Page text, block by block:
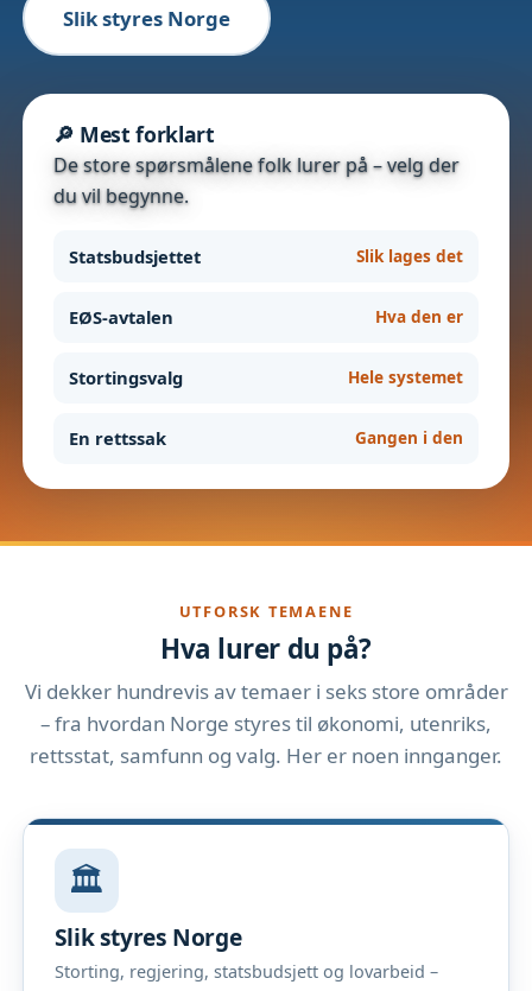
Slik styres Norge
🔎 Mest forklart
De store spørsmålene folk lurer på – velg der
du vil begynne.
Statsbudsjettet Slik lages det
EØS-avtalen Hva den er
Stortingsvalg Hele systemet
En rettssak Gangen i den
UTFORSK TEMAENE
Hva lurer du på?
Vi dekker hundrevis av temaer i seks store områder
– fra hvordan Norge styres til økonomi, utenriks,
rettsstat, samfunn og valg. Her er noen innganger.
🏛️
Slik styres Norge
Storting, regjering, statsbudsjett og lovarbeid –